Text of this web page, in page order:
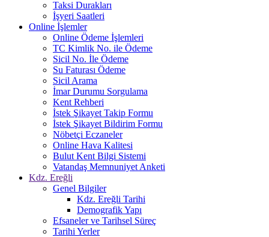
Taksi Durakları
İşyeri Saatleri
Online İşlemler
Online Ödeme İşlemleri
TC Kimlik No. ile Ödeme
Sicil No. İle Ödeme
Su Faturası Ödeme
Sicil Arama
İmar Durumu Sorgulama
Kent Rehberi
İstek Şikayet Takip Formu
İstek Şikayet Bildirim Formu
Nöbetçi Eczaneler
Online Hava Kalitesi
Bulut Kent Bilgi Sistemi
Vatandaş Memnuniyet Anketi
Kdz. Ereğli
Genel Bilgiler
Kdz. Ereğli Tarihi
Demografik Yapı
Efsaneler ve Tarihsel Süreç
Tarihi Yerler